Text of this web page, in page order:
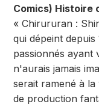
Comics) Histoire
« Chirururan :
qui dépeint
passionnés ayant
n'aurais jamais
serait ramené à
de production